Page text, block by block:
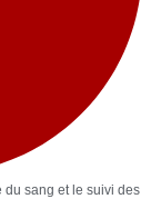
du sang et le suivi des